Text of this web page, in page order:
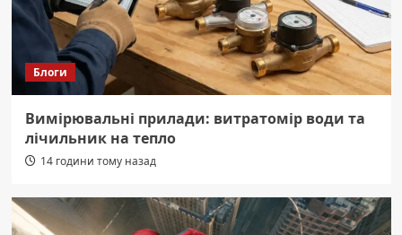
Блоги
Вимірювальні прилади: витратомір води та
лічильник на тепло
14 години тому назад